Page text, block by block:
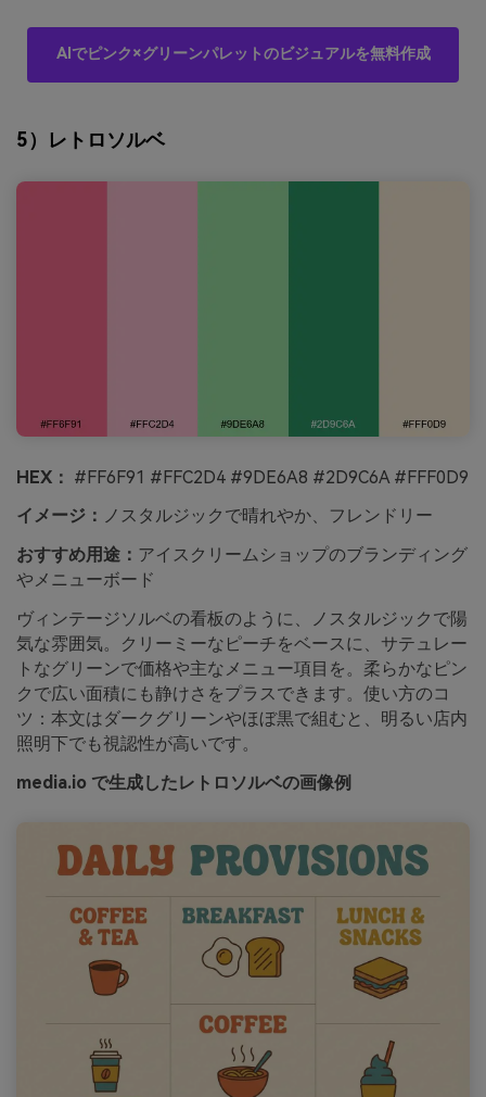
AIでピンク×グリーンパレットのビジュアルを無料作成
5）レトロソルベ
HEX： #FF6F91 #FFC2D4 #9DE6A8 #2D9C6A #FFF0D9
イメージ： ノスタルジックで晴れやか、フレンドリー
おすすめ用途： アイスクリームショップのブランディング
やメニューボード
ヴィンテージソルベの看板のように、ノスタルジックで陽
気な雰囲気。クリーミーなピーチをベースに、サテュレー
トなグリーンで価格や主なメニュー項目を。柔らかなピン
クで広い面積にも静けさをプラスできます。使い方のコ
ツ：本文はダークグリーンやほぼ黒で組むと、明るい店内
照明下でも視認性が高いです。
media.io で生成したレトロソルベの画像例